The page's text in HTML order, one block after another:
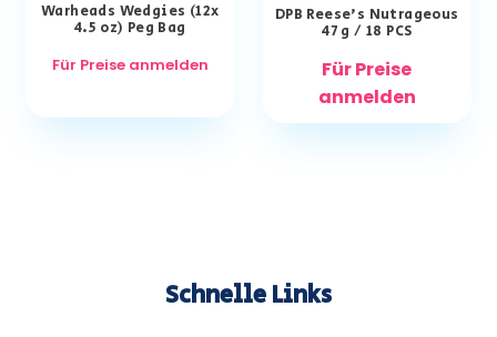
Warheads Wedgies (12x
4.5 oz) Peg Bag
Für Preise anmelden
DPB Reese’s Nutrageous
47 g / 18 PCS
Für Preise
anmelden
Schnelle Links